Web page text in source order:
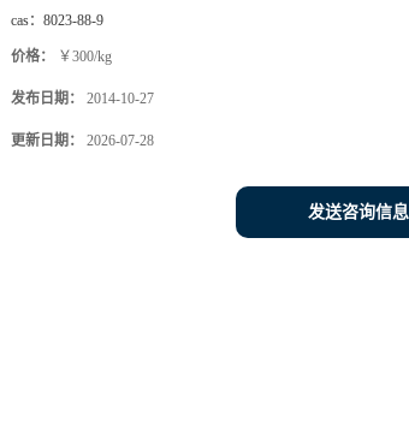
cas： 8023-88-9
价格： ￥300/kg
发布日期： 2014-10-27
更新日期： 2026-07-28
发送咨询信息